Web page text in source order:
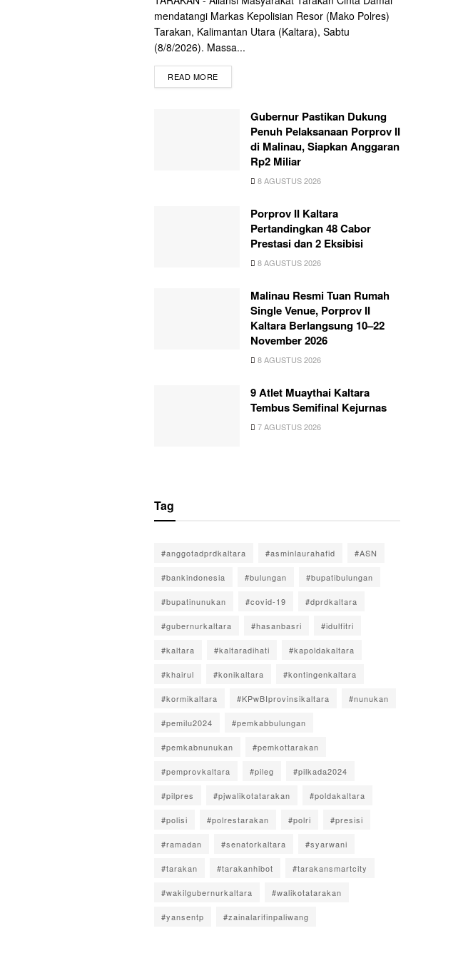
mendatangi Markas Kepolisian Resor (Mako Polres)
Tarakan, Kalimantan Utara (Kaltara), Sabtu
(8/8/2026). Massa...
READ MORE
Gubernur Pastikan Dukung
Penuh Pelaksanaan Porprov II
di Malinau, Siapkan Anggaran
Rp2 Miliar
8 AGUSTUS 2026
Porprov II Kaltara
Pertandingkan 48 Cabor
Prestasi dan 2 Eksibisi
8 AGUSTUS 2026
Malinau Resmi Tuan Rumah
Single Venue, Porprov II
Kaltara Berlangsung 10–22
November 2026
8 AGUSTUS 2026
9 Atlet Muaythai Kaltara
Tembus Semifinal Kejurnas
7 AGUSTUS 2026
Tag
#anggotadprdkaltara #asminlaurahafid #ASN
#bankindonesia #bulungan #bupatibulungan
#bupatinunukan #covid-19 #dprdkaltara
#gubernurkaltara #hasanbasri #idulfitri
#kaltara #kaltaradihati #kapoldakaltara
#khairul #konikaltara #kontingenkaltara
#kormikaltara #KPwBIprovinsikaltara #nunukan
#pemilu2024 #pemkabbulungan
#pemkabnunukan #pemkottarakan
#pemprovkaltara #pileg #pilkada2024
#pilpres #pjwalikotatarakan #poldakaltara
#polisi #polrestarakan #polri #presisi
#ramadan #senatorkaltara #syarwani
#tarakan #tarakanhibot #tarakansmartcity
#wakilgubernurkaltara #walikotatarakan
#yansentp #zainalarifinpaliwang